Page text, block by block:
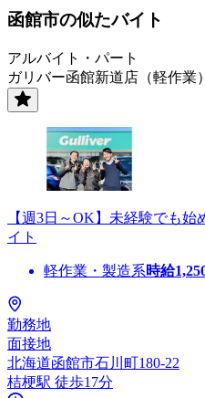
函館市の似たバイト
アルバイト・パート
ガリバー函館新道店（軽作業
【週3日～OK】未経験でも
イト
軽作業・製造系時給
勤務地
面接地
北海道函館市石川町180-22
桔梗駅 徒歩17分